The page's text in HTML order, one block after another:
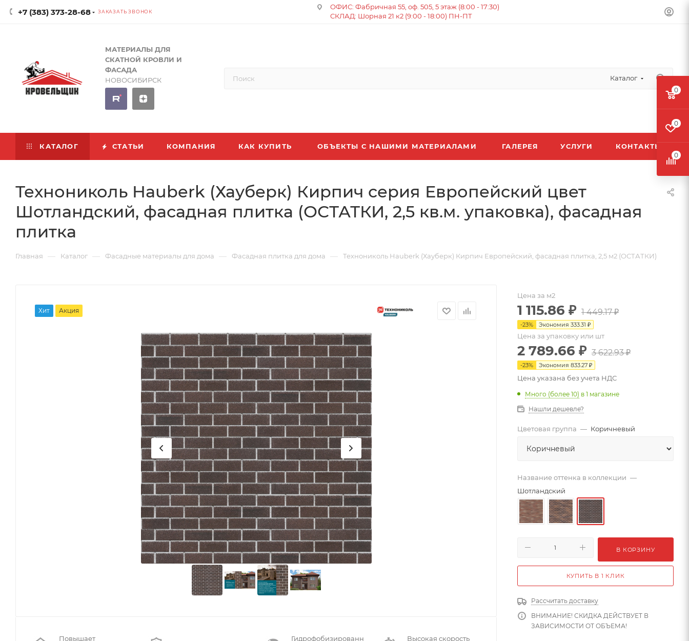
+7 (383) 373-28-68 ЗАКАЗАТЬ ЗВОНОК
ОФИС: Фабричная 55, оф. 505, 5 этаж (8:00 - 17:30)
СКЛАД: Шорная 21 к2 (9:00 - 18:00) ПН-ПТ
МАТЕРИАЛЫ ДЛЯ
СКАТНОЙ КРОВЛИ И
ФАСАДА
НОВОСИБИРСК
Каталог
КАТАЛОГ СТАТЬИ КОМПАНИЯ КАК КУПИТЬ ОБЪЕКТЫ С НАШИМИ МАТЕРИАЛАМИ ГАЛЕРЕЯ УСЛУГИ КОНТАКТЫ
Технониколь Hauberk (Хауберк) Кирпич серия Европейский цвет
Шотландский, фасадная плитка (ОСТАТКИ, 2,5 кв.м. упаковка), фасадная
плитка
Главная — Каталог — Фасадные материалы для дома — Фасадная плитка для дома — Технониколь Hauberk (Хауберк) Кирпич Европейский, фасадная плитка, 2,5 м2 (ОСТАТКИ)
Хит Акция
Повышает
Гидрофобизированная
Высокая скорость
Цена за м2
1 115.86 ₽ 1 449.17₽
-23% Экономия 333.31 ₽
Цена за упаковку или шт
2 789.66 ₽ 3 622.93₽
-23% Экономия 833.27 ₽
Цена указана без учета НДС
Много (более 10) в 1 магазине
Нашли дешевле?
Цветовая группа — Коричневый
Название оттенка в коллекции —
Шотландский
В КОРЗИНУ
КУПИТЬ В 1 КЛИК
Рассчитать доставку
ВНИМАНИЕ! СКИДКА ДЕЙСТВУЕТ В
ЗАВИСИМОСТИ ОТ ОБЪЕМА!
0
0
0